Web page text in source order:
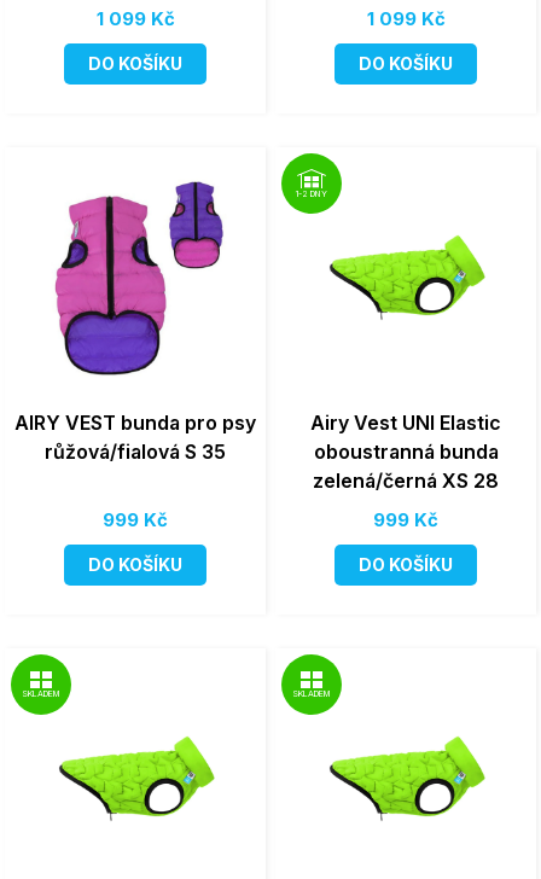
1 099 Kč
DO KOŠÍKU
1 099 Kč
DO KOŠÍKU
AIRY VEST bunda pro psy
růžová/fialová S 35
999 Kč
DO KOŠÍKU
1-2 DNY
Airy Vest UNI Elastic
oboustranná bunda
zelená/černá XS 28
999 Kč
DO KOŠÍKU
SKLADEM SKLADEM